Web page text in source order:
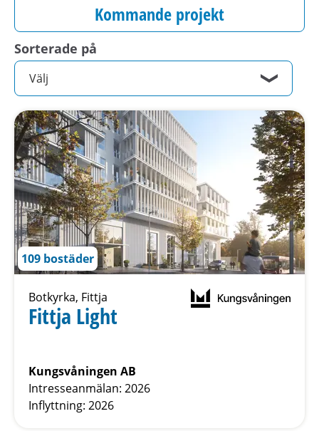
Kommande projekt
Sorterade på
109 bostäder
Botkyrka, Fittja
Fittja Light
Kungsvåningen AB
Intresseanmälan: 2026
Inflyttning: 2026